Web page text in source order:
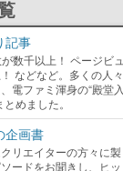
記事
数千以上！ ページビュ
などなど。多くの人々
電ファミ渾身の“殿堂入
めました。
企画書
リエイターの方々に製
ードをお聞きし、ヒッ